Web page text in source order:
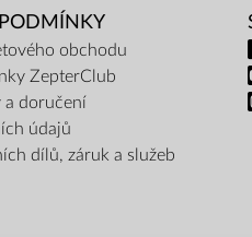
obchodu
ZepterClub
a doručení
údajů
dílů, záruk a služeb